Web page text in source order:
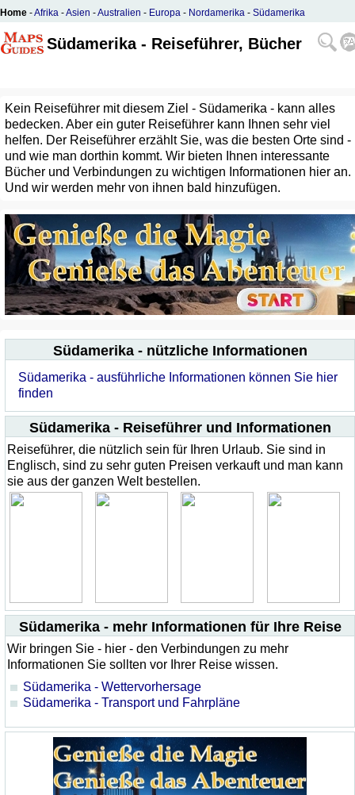
Home -Afrika -Asien -Australien - Europa - Nordamerika - Südamerika
Südamerika - Reiseführer, Bücher
Kein Reiseführer mit diesem Ziel - Südamerika - kann alles
bedecken. Aber ein guter Reiseführer kann Ihnen sehr viel
helfen. Der Reiseführer erzählt Sie, was die besten Orte sind -
und wie man dorthin kommt. Wir bieten Ihnen interessante
Bücher und Verbindungen zu wichtigen Informationen hier an.
Und wir werden mehr von ihnen bald hinzufügen.
Südamerika - nützliche Informationen
Südamerika - ausführliche Informationen können Sie hier
finden
Südamerika - Reiseführer und Informationen
Reiseführer, die nützlich sein für Ihren Urlaub. Sie sind in
Englisch, sind zu sehr guten Preisen verkauft und man kann
sie aus der ganzen Welt bestellen.
Südamerika - mehr Informationen für Ihre Reise
Wir bringen Sie - hier - den Verbindungen zu mehr
Informationen Sie sollten vor Ihrer Reise wissen.
Südamerika - Wettervorhersage
Südamerika - Transport und Fahrpläne